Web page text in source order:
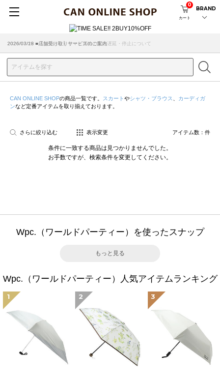
カート
0
BRAND
2026/07/29 ■【お知らせ】ヤマト運輸の配送遅延・停止について
2026/03/18 ■店舗受け取りサービスのご案内
CAN ONLINE SHOPの商品一覧です。 スカート やシャツ・ブラウス
カーディガ
ンなど定番アイテムを取り揃えております。
さらに絞り込む 表示変更 アイテム数： 件
条件に一致する商品は見つかりませんでした。
お手数ですが、検索条件を変更してください。
Wpc.（ワールドパーティー）を使ったスナップ
もっと見る
Wpc.（ワールドパーティー）人気アイテムランキング
1 2 3